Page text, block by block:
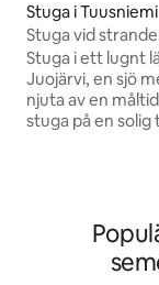
Stuga i Tuusniemi
Stuga vid
Stuga i ett lugnt
Juojärvi, en sjö
njuta av en
stuga på en solig
skapas av en
och vad är
morgonkaffe